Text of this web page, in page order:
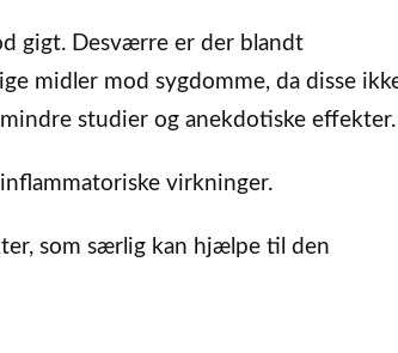
gigt. Desværre er der blandt
midler mod sygdomme, da disse
studier og anekdotiske effekter.
virkninger.
som særlig kan hjælpe til den